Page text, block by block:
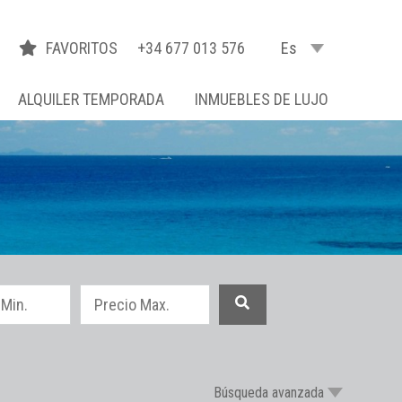
FAVORITOS +34 677 013 576 Es
ALQUILER TEMPORADA INMUEBLES DE LUJO
Búsqueda avanzada